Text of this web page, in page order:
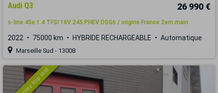
Audi Q3 26 990 €
s-line 45e 1.4 TFSI 16V 245 PHEV DSG6 / origine France 2em main
2022 75000 km HYBRIDE RECHARGEABLE Automatique
Marseille Sud - 13008